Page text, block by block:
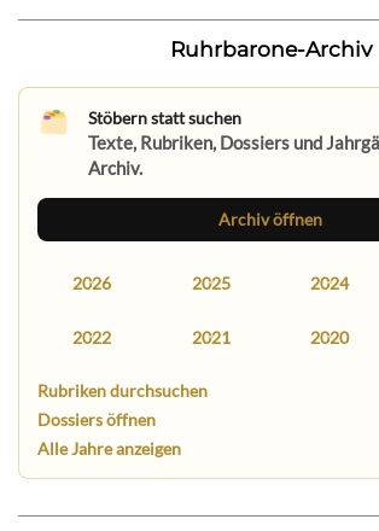
Ruhrbarone-Archiv
Stöbern statt suchen
Texte, Rubriken, Dossiers und
Archiv.
Archiv öffnen
2026 2025 2024
2022 2021 2020
Rubriken durchsuchen
Dossiers öffnen
Alle Jahre anzeigen